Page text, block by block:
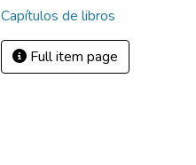
Capítulos de libros
Full item page